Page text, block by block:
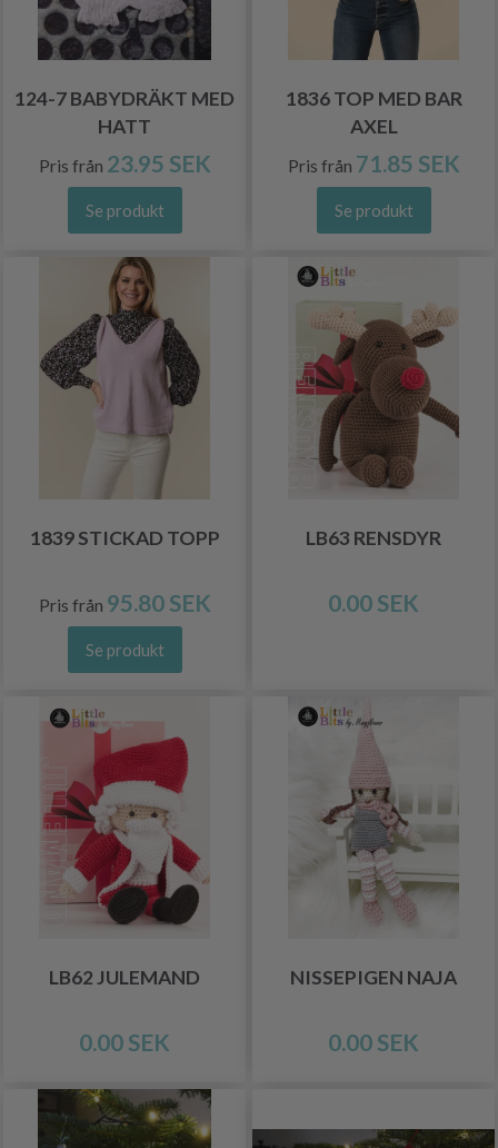
124-7 BABYDRÄKT MED
HATT
Pris från 23.95 SEK
Se produkt
1836 TOP MED BAR
AXEL
Pris från 71.85 SEK
Se produkt
1839 STICKAD TOPP
Pris från 95.80 SEK
Se produkt
LB63 RENSDYR
0.00 SEK
LB62 JULEMAND
0.00 SEK
NISSEPIGEN NAJA
0.00 SEK